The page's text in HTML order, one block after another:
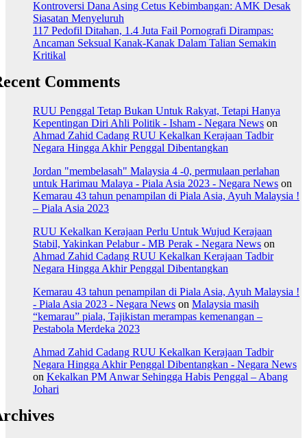
Kontroversi Dana Asing Cetus Kebimbangan: AMK Desak
Siasatan Menyeluruh
117 Pedofil Ditahan, 1.4 Juta Fail Pornografi Dirampas:
Ancaman Seksual Kanak-Kanak Dalam Talian Semakin
Kritikal
Comments
RUU Penggal Tetap Bukan Untuk Rakyat, Tetapi Hanya
Kepentingan Diri Ahli Politik - Isham - Negara News on
Ahmad Zahid Cadang RUU Kekalkan Kerajaan Tadbir
Negara Hingga Akhir Penggal Dibentangkan
Jordan "membelasah" Malaysia 4 -0, permulaan perlahan
untuk Harimau Malaya - Piala Asia 2023 - Negara News on
Kemarau 43 tahun penampilan di Piala Asia, Ayuh Malaysia !
– Piala Asia 2023
RUU Kekalkan Kerajaan Perlu Untuk Wujud Kerajaan
Stabil, Yakinkan Pelabur - MB Perak - Negara News on
Ahmad Zahid Cadang RUU Kekalkan Kerajaan Tadbir
Negara Hingga Akhir Penggal Dibentangkan
Kemarau 43 tahun penampilan di Piala Asia, Ayuh Malaysia !
- Piala Asia 2023 - Negara News on Malaysia masih
“kemarau” piala, Tajikistan merampas kemenangan –
Pestabola Merdeka 2023
Ahmad Zahid Cadang RUU Kekalkan Kerajaan Tadbir
Negara Hingga Akhir Penggal Dibentangkan - Negara News
on Kekalkan PM Anwar Sehingga Habis Penggal – Abang
Johari